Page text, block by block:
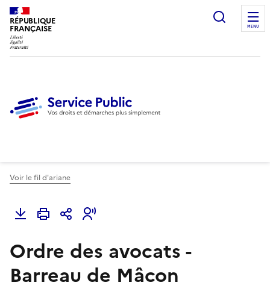
RÉPUBLIQUE
FRANÇAISE
Ouvrir
MENU
Voir le fil d'ariane
Ordre des avocats -
Barreau de Mâcon